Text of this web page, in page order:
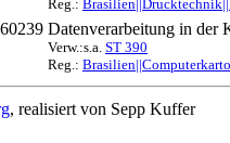
Reg.:
Datenverarbeitung in der
Verw.:s.a. ST 390
Reg.:
, realisiert von Sepp Kuffer